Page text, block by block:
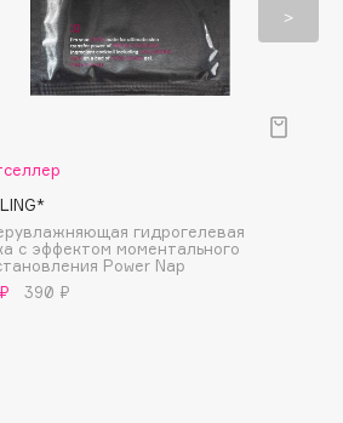
гидрогелевая
с эффектом моментального
Power Nap
390 ₽